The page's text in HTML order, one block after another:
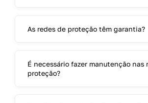
As redes de proteção têm garantia?
É necessário fazer manutenção nas
proteção?